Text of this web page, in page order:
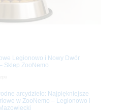
Legionowo i Nowy Dwór
Sklep ZooNemo
arcydzieło: Najpiękniejsze
w ZooNemo – Legionowo i